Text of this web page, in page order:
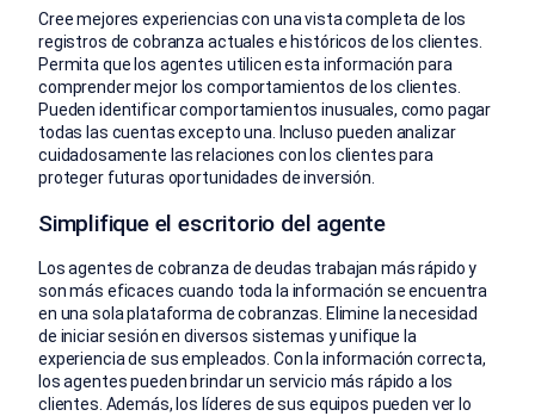
Cree mejores experiencias con una vista completa de los
registros de cobranza actuales e históricos de los clientes.
Permita que los agentes utilicen esta información para
comprender mejor los comportamientos de los clientes.
Pueden identificar comportamientos inusuales, como pagar
todas las cuentas excepto una. Incluso pueden analizar
cuidadosamente las relaciones con los clientes para
proteger futuras oportunidades de inversión.
Simplifique el escritorio del agente
Los agentes de cobranza de deudas trabajan más rápido y
son más eficaces cuando toda la información se encuentra
en una sola plataforma de cobranzas. Elimine la necesidad
de iniciar sesión en diversos sistemas y unifique la
experiencia de sus empleados. Con la información correcta,
los agentes pueden brindar un servicio más rápido a los
clientes. Además, los líderes de sus equipos pueden ver lo